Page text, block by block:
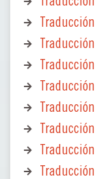
Traducción
Traducción
Traducción
Traducción
Traducción
Traducción
Traducción
Traducción